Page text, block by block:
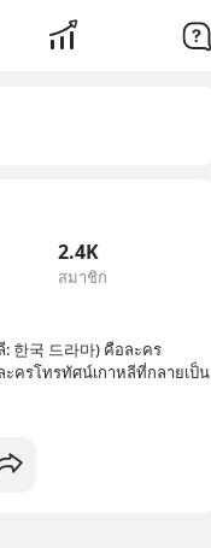
2.4K
สมาชิก
한국 드라마) คือละคร
ครโทรทัศน์เกาหลีที่กลายเป็น